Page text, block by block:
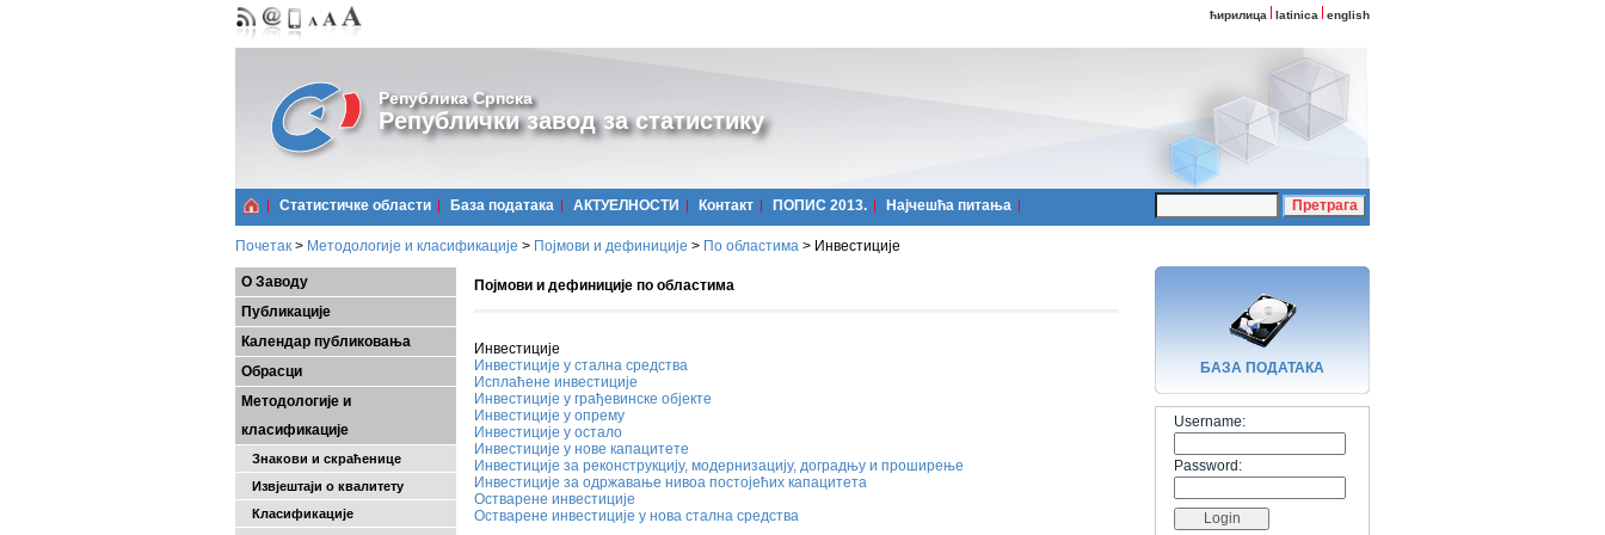
ћирилица latinica english
Република Српска
Републички завод за статистику
Статистичке области Базa података АКТУЕЛНОСТИ Контакт ПОПИС 2013. Најчешћa питања
Почетак > Методологије и класификације > Појмови и дефиниције > По областима > Инвестиције
О Заводу
Публикације
Календар публиковања
Обрасци
Методологије и
класификације
Знакови и скраћенице
Извјештаји о квалитету
Класификације
Појмови и дефиниције по областима
Инвестиције
Инвестиције у стална средства
Исплаћене инвестиције
Инвестиције у грађевинске објекте
Инвестиције у опрему
Инвестиције у остало
Инвестиције у нове капацитете
Инвестиције за реконструкцију, модернизацију, доградњу и проширење
Инвестиције за одржавање нивоа постојећих капацитета
Остварене инвестиције
Остварене инвестиције у нова стална средства
БАЗA ПОДАТАКА
Username:
Password: